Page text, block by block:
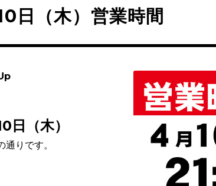
日（木）営業時間
日（木）
りです。